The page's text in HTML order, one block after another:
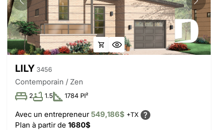
LILY 3456
Contemporain / Zen
2 1.5 1784 PI²
Avec un entrepreneur549,186$ +TX
Plan à partir de 1680$